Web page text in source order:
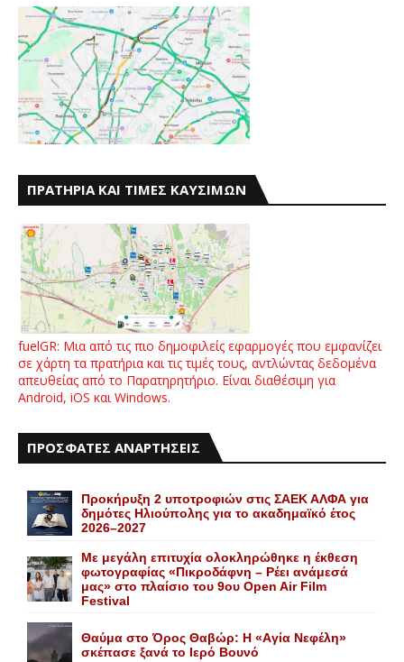
ΠΡΑΤΗΡΙΑ ΚΑΙ ΤΙΜΕΣ ΚΑΥΣΙΜΩΝ
fuelGR: Μια από τις πιο δημοφιλείς εφαρμογές που εμφανίζει
σε χάρτη τα πρατήρια και τις τιμές τους, αντλώντας δεδομένα
απευθείας από το Παρατηρητήριο. Είναι διαθέσιμη για
Android, iOS και Windows.
ΠΡΟΣΦΑΤΕΣ ΑΝΑΡΤΗΣΕΙΣ
Προκήρυξη 2 υποτροφιών στις ΣΑΕΚ ΑΛΦΑ για
δημότες Ηλιούπολης για το ακαδημαϊκό έτος
2026–2027
Με μεγάλη επιτυχία ολοκληρώθηκε η έκθεση
φωτογραφίας «Πικροδάφνη – Ρέει ανάμεσά
μας» στο πλαίσιο του 9ου Open Air Film
Festival
Θαύμα στο Όρος Θαβώρ: H «Aγία Nεφέλη»
σκέπασε ξανά το Iερό Bουνό